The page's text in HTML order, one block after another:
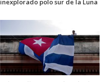
inexplorado polo sur de la Luna